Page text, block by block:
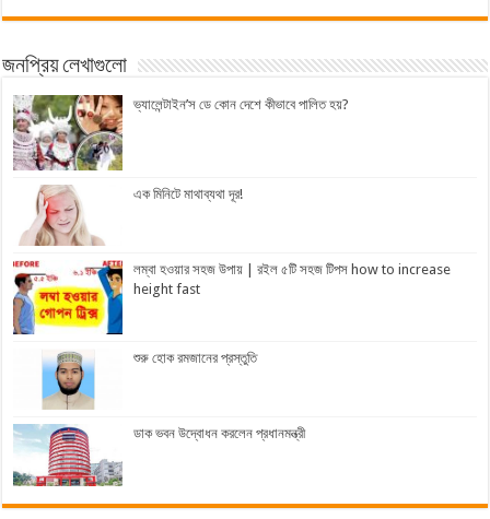
জনপ্রিয় লেখাগুলো
ভ্যালেন্টাইন’স ডে কোন দেশে কীভাবে পালিত হয়?
এক মিনিটে মাথাব্যথা দূর!
লম্বা হওয়ার সহজ উপায় | রইল ৫টি সহজ টিপস how to increase
height fast
শুরু হোক রমজানের প্রস্তুতি
ডাক ভবন উদ্বোধন করলেন প্রধানমন্ত্রী